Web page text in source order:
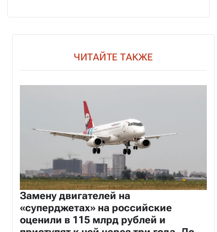
ЧИТАЙТЕ ТАКЖЕ
Замену двигателей на
«суперджетах» на российские
оценили в 115 млрд рублей и